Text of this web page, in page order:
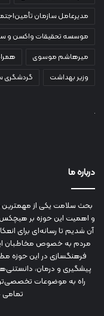
مدیرعامل سازمان
موسسه تحقیقات واکسن و
میرهاشم موسوی
وزیر بهداشت
گردشگری
درباره ما
بحث سلامت یکی از
و اهمیت این حوزه بر
آن شدیم تا رسانه‌ای برای
مردم به خصوص مخاطبان این
فرهنگسازی در این
پیشگیری و درمان،
راه به موضوعات
تمامی